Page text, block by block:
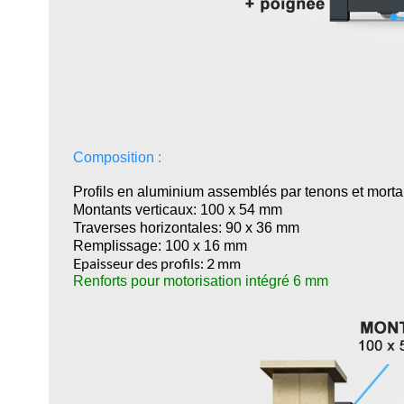
Composition :
Profils en aluminium assemblés par tenons et
Montants verticaux: 100 x 54 mm
Traverses horizontales: 90 x 36 mm
Remplissage: 100 x 16 mm
Epaisseur des profils: 2 mm
Renforts pour motorisation intégré 6 mm